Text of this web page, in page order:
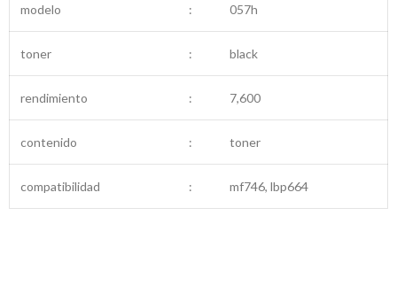
modelo : 057h
toner : black
rendimiento : 7,600
contenido : toner
compatibilidad : mf746, lbp664